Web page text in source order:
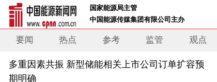
国家能源局主管
中国能源传媒集团有限公司主办
要闻 热点 参考 监管 观点
多重因素共振 新型储能相关上市公司订单扩容预
期明确